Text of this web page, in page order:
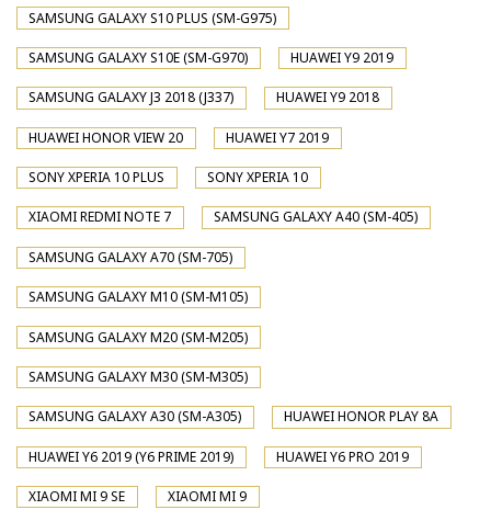
SAMSUNG GALAXY S10 PLUS (SM-G975)
SAMSUNG GALAXY S10E (SM-G970) HUAWEI Y9 2019
SAMSUNG GALAXY J3 2018 (J337) HUAWEI Y9 2018
HUAWEI HONOR VIEW 20 HUAWEI Y7 2019
SONY XPERIA 10 PLUS SONY XPERIA 10
XIAOMI REDMI NOTE 7 SAMSUNG GALAXY A40 (SM-405)
SAMSUNG GALAXY A70 (SM-705)
SAMSUNG GALAXY M10 (SM-M105)
SAMSUNG GALAXY M20 (SM-M205)
SAMSUNG GALAXY M30 (SM-M305)
SAMSUNG GALAXY A30 (SM-A305) HUAWEI HONOR PLAY 8A
HUAWEI Y6 2019 (Y6 PRIME 2019) HUAWEI Y6 PRO 2019
XIAOMI MI 9 SE XIAOMI MI 9